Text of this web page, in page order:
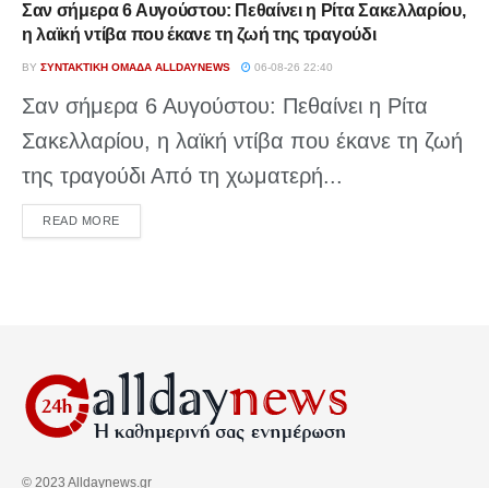
Σαν σήμερα 6 Αυγούστου: Πεθαίνει η Ρίτα Σακελλαρίου,
η λαϊκή ντίβα που έκανε τη ζωή της τραγούδι
BY ΣΥΝΤΑΚΤΙΚΉ ΟΜΆΔΑ ALLDAYNEWS 06-08-26 22:40
Σαν σήμερα 6 Αυγούστου: Πεθαίνει η Ρίτα
Σακελλαρίου, η λαϊκή ντίβα που έκανε τη ζωή
της τραγούδι Από τη χωματερή...
READ MOREDETAILS
© 2023 Alldaynews.gr